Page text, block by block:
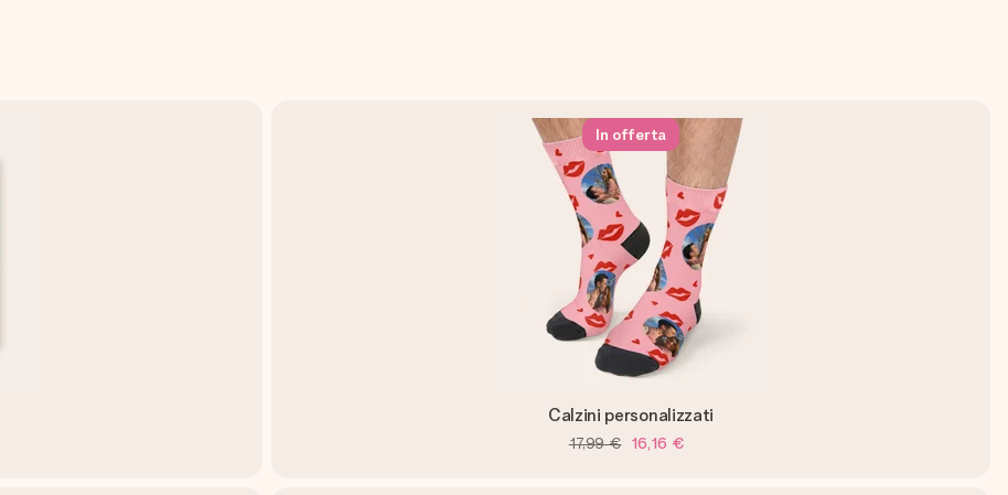
In offerta
Calzini personalizzati
17,99 € 16,16 €